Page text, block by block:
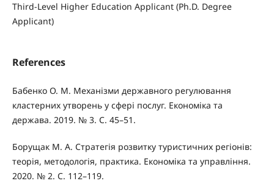
Third-Level Higher Education Applicant (Ph.D. Degree
Applicant)
References
Бабенко О. М. Механізми державного регулювання
кластерних утворень у сфері послуг. Економіка та
держава. 2019. № 3. С. 45–51.
Борущак М. А. Стратегія розвитку туристичних регіонів:
теорія, методологія, практика. Економіка та управління.
2020. № 2. С. 112–119.